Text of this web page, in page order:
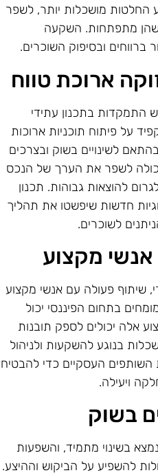
מושכלות יותר, לשפר
שהן מתפתחות. השקעה
ברווחים ובסיפוק השוכרים.
ארוכת טווח
התמקדות בתכנון עתידי
על פיתוח תוכניות ארוכות
לשינויים בשוק ובצרכים
לשפר את הערך של הנכס
להוצאות גבוהות. תכנון
חדשות שיפשטו את תהליך
לשוכרים.
מקצוע
שיתוף פעולה עם אנשי מקצוע
בתחום הפיננסי יכול
אלה יכולים לספק תובנות
בנוגע להשקעות ולניהול
העסקיים כדי להבטיח
ויעילה.
בשוק
בשינוי מתמיד, והשפעות
להשפיע על הביקוש וההיצע.